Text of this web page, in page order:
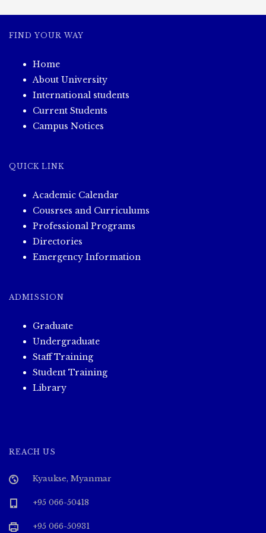
FIND YOUR WAY
Home
About University
International students
Current Students
Campus Notices
QUICK LINK
Academic Calendar
Cousrses and Curriculums
Professional Programs
Directories
Emergency Information
ADMISSION
Graduate
Undergraduate
Staff Training
Student Training
Library
REACH US
Kyaukse, Myanmar
+95 066-50418
+95 066-50931